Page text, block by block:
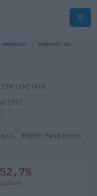
SPRAYRENT SRL
LIMITATA
1991
81050 Pastorano